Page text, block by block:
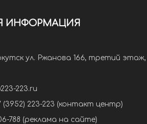
ИНФОРМАЦИЯ
ул. Ржанова 166, третий этаж,
223.ru
(3952) 223-223 (контакт центр)
788 (реклама на сайте)